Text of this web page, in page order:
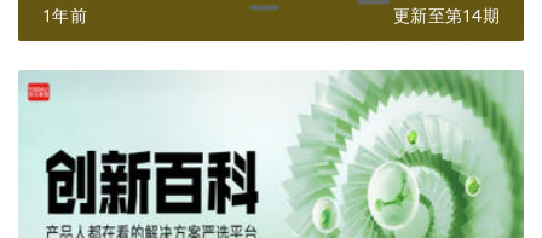
1年前 更新至第14期